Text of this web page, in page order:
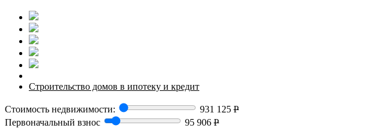
Строительство домов в ипотеку и кредит
Стоимость недвижимости: 931 125 Р
Первоначальный взнос
95 906 Р